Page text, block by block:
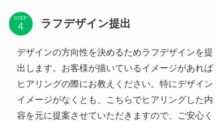
STEP ラフデザイン提出
デザインの方向性を決めるためラフデザインを提
出します。お客様が描いているイメージがあれば
ヒアリングの際にお教えください。特にデザイン
イメージがなくとも、こちらでヒアリングした内
容を元に提案させていただきますので、ご安心く